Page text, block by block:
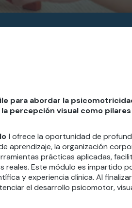
para abordar la
percepción visual como
Iofrece la oportunidad de
aprendizaje, la organización
prácticas aplicadas,
Este módulo es impartido
y experiencia clínica. Al
el desarrollo psicomotor,